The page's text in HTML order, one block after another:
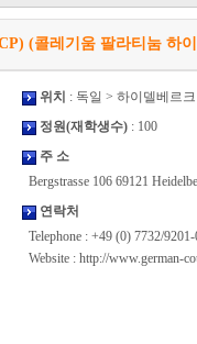
(콜레기움 팔라티눔 하
위치 : 독일 > 하이델베르크
정원(재학생수) : 100
주 소
Bergstrasse 106 69121
연락처
Telephone : +49 (0) 7732/9201-
Website : http://www.german-